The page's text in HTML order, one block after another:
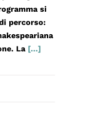
si
percorso:
La [...]